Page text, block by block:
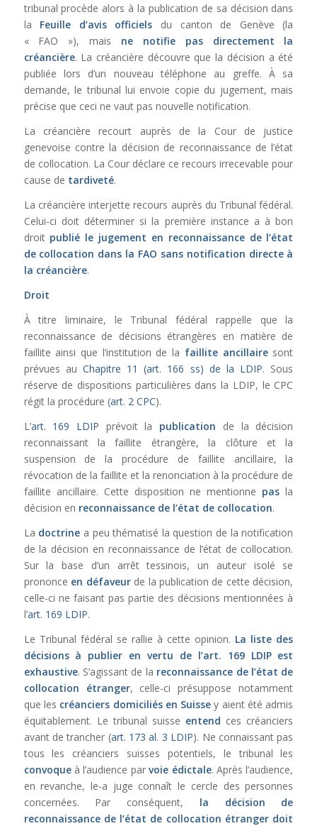
tribunal procède alors à la publication de sa décision dans
la Feuille d’avis officiels du canton de Genève (la
« FAO »), mais ne notifie pas directement la
créancière. La créancière découvre que la décision a été
publiée lors d’un nouveau téléphone au greffe. À sa
demande, le tribunal lui envoie copie du jugement, mais
précise que ceci ne vaut pas nouvelle notification.
La créancière recourt auprès de la Cour de justice
genevoise contre la décision de reconnaissance de l’état
de collocation. La Cour déclare ce recours irrecevable pour
cause de tardiveté.
La créancière interjette recours auprès du Tribunal fédéral.
Celui-ci doit déterminer si la première instance a à bon
droit publié le jugement en reconnaissance de l’état
de collocation dans la FAO sans notification directe à
la créancière.
Droit
À titre liminaire, le Tribunal fédéral rappelle que la
reconnaissance de décisions étrangères en matière de
faillite ainsi que l’institution de la faillite ancillairesont
prévues au Chapitre 11 (art. 166 ss) de la LDIP. Sous
réserve de dispositions particulières dans la LDIP, le CPC
régit la procédure (art. 2 CPC).
L’art. 169 LDIP prévoit la publication de la décision
reconnaissant la faillite étrangère, la clôture et la
suspension de la procédure de faillite ancillaire, la
révocation de la faillite et la renonciation à la procédure de
faillite ancillaire. Cette disposition ne mentionne pas la
décision en reconnaissance de l’état de collocation.
La doctrine a peu thématisé la question de la notification
de la décision en reconnaissance de l’état de collocation.
Sur la base d’un arrêt tessinois, un auteur isolé se
prononce en défaveurde la publication de cette décision,
celle-ci ne faisant pas partie des décisions mentionnées à
l’art. 169 LDIP.
Le Tribunal fédéral se rallie à cette opinion. La liste des
décisions à publier en vertu de l’art. 169 LDIPest
exhaustive. S’agissant de la reconnaissance de l’état de
collocation étranger, celle-ci présuppose notamment
que les créanciers domiciliés en Suisse y aient été admis
équitablement. Le tribunal suisse entend ces créanciers
avant de trancher (art. 173 al. 3 LDIP). Ne connaissant pas
tous les créanciers suisses potentiels, le tribunal les
convoqueà l’audience parvoie édictale. Après l’audience,
en revanche, le-a juge connaît le cercle des personnes
concernées. Par conséquent, la décision de
reconnaissance de l’état de collocation étranger doit